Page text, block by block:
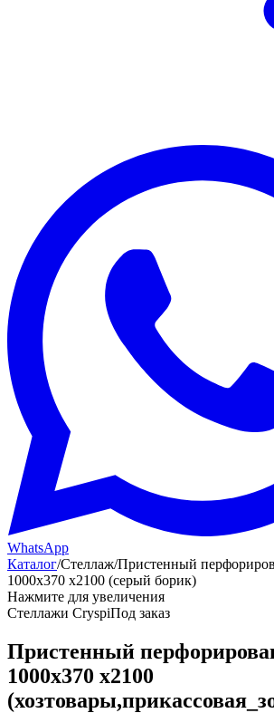
WhatsApp
Каталог/Стеллаж/Пристенный
1000х370 х2100 (серый борик)
Нажмите для увеличения
Стеллажи CryspiПод заказ
Пристенный
1000х370 х2100